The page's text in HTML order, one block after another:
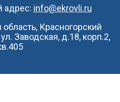
адрес: info@ekrovli.ru
Красногорский
Заводская, д.18, корп.2,